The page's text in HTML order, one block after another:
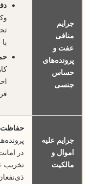
جرایم
منافی
عفت و
پرونده‌های
حساس
جنسی
جرایم علیه
اموال و
مالکیت
حفاظت
در
تخریب